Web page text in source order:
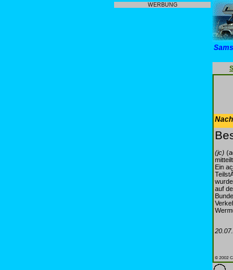
WERBUNG
(jc)
Ein
auf
© 2002